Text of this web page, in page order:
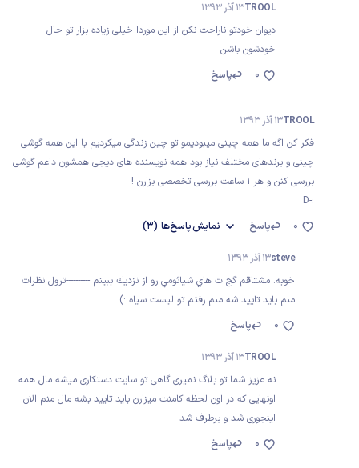
TROOL13 آذر 1393
دیوان خودتو ناراحت نکن از این موردا خیلی زیاده بزار تو حال
خودشون باشن
پاسخ
0
TROOL13 آذر 1393
فکر کن اگه ما همه چینی میبودیمو تو چین زندگی میکردیم با این همه گوشی
چینی و برندهای مختلف نیاز بود همه نویسنده های دیجی همشون داعم گوشی
بررسی کنن و هر 1 ساعت بررسی تخصصی بزارن !
:-D
پاسخ
نمایشپاسخ‌ها (3) 0
steve13 آذر 1393
خوبه. مشتاقم گج ت هاي شيائومي رو از نزديك ببينم ----------ترول نظرات
منم بايد تاييد شه منم رفتم تو ليست سياه :)
پاسخ
0
TROOL13 آذر 1393
نه عزیز شما تو بلاگ نمیری گاهی تو سایت دستکاری میشه مال همه
اونهایی که در اون لحظه کامنت میزارن باید تایید بشه مال منم الان
اینجوری شد و برطرف شد
پاسخ
0